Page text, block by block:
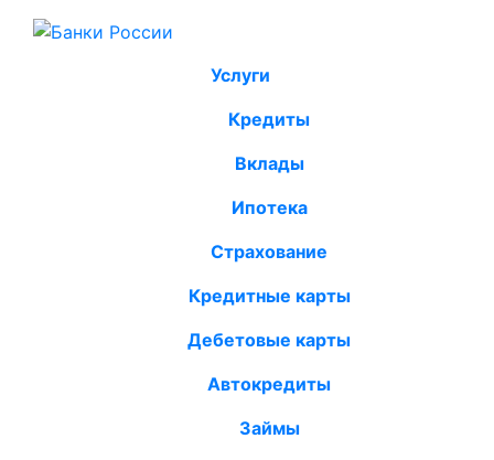
Услуги
Кредиты
Вклады
Ипотека
Страхование
Кредитные карты
Дебетовые карты
Автокредиты
Займы